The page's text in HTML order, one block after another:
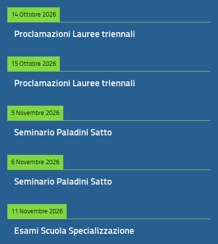
14 Ottobre 2026
Proclamazioni Lauree triennali
15 Ottobre 2026
Proclamazioni Lauree triennali
5 Novembre 2026
Seminario Paladini Satto
6 Novembre 2026
Seminario Paladini Satto
11 Novembre 2026
Esami Scuola Specializzazione